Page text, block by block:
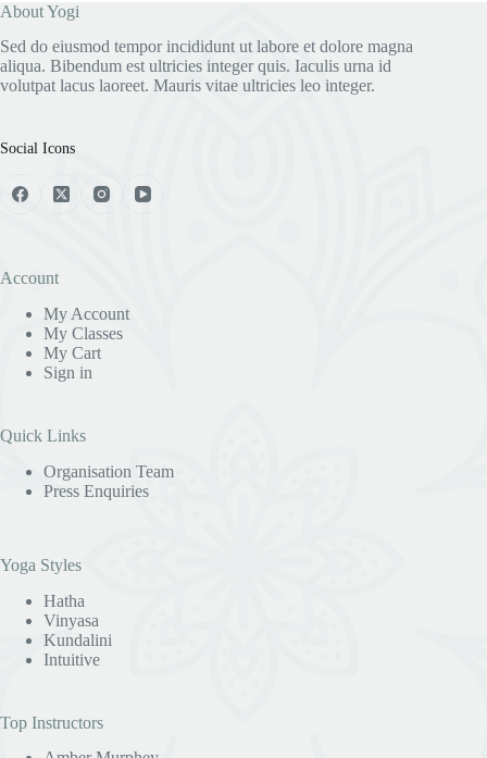
About Yogi
Sed do eiusmod tempor incididunt ut labore et dolore magna
aliqua. Bibendum est ultricies integer quis. Iaculis urna id
volutpat lacus laoreet. Mauris vitae ultricies leo integer.
Social Icons
Account
My Account
My Classes
My Cart
Sign in
Quick Links
Organisation Team
Press Enquiries
Yoga Styles
Hatha
Vinyasa
Kundalini
Intuitive
Top Instructors